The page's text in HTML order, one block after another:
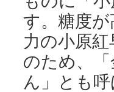
す。糖度
力の小原
のため、
ん」とも呼